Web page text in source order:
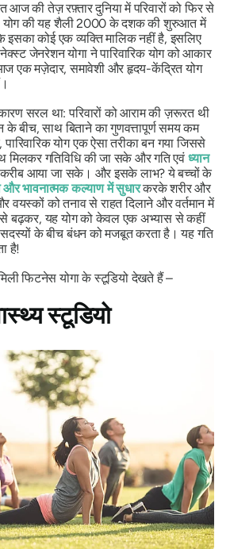
आज की तेज़ रफ़्तार दुनिया में परिवारों को फिर से
योग की यह शैली 2000 के दशक की शुरुआत में
इसका कोई एक व्यक्ति मालिक नहीं है, इसलिए
नेक्स्ट जेनरेशन योगाने पारिवारिक योग को आकार
एक मज़ेदार, समावेशी और हृदय-केंद्रित योग
सरल था:परिवारों को आराम की ज़रूरत थी
बीच, साथ बिताने का गुणवत्तापूर्ण समय कम
पारिवारिक योग एक ऐसा तरीका बन गया जिससे
मिलकर गतिविधि की जा सके और गति एवं ध्यान
आया जा सके। और इसके लाभ? ये बच्चों के
और भावनात्मक कल्याण में सुधारकरके शरीर और
को तनाव से राहत दिलाने और वर्तमान में
बढ़कर, यह योग को केवल एक अभ्यास से कहीं
सदस्यों के बीच बंधन को मजबूत करता है।यह गति
है!
फिटनेस योगा के स्टूडियो देखते हैं –
स्टूडियो